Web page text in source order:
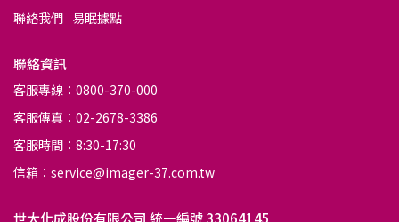
聯絡我們 易眠據點
聯絡資訊
客服專線：0800-370-000
客服傳真：02-2678-3386
客服時間：8:30-17:30
信箱：service@imager-37.com.tw
世大化成股份有限公司 統一編號 33064145